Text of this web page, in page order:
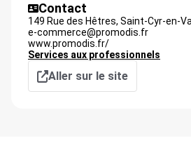
Contact
149 Rue des Hêtres, Saint-Cyr-en-Val
e-commerce@promodis.fr
www.promodis.fr/
Services aux professionnels
Aller sur le site